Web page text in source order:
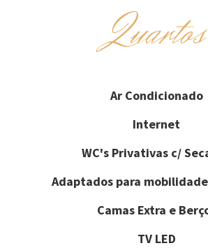
Quartos
Ar Condicionado
Internet
WC's Privativas c/
Adaptados para
Camas Extra e
TV LED